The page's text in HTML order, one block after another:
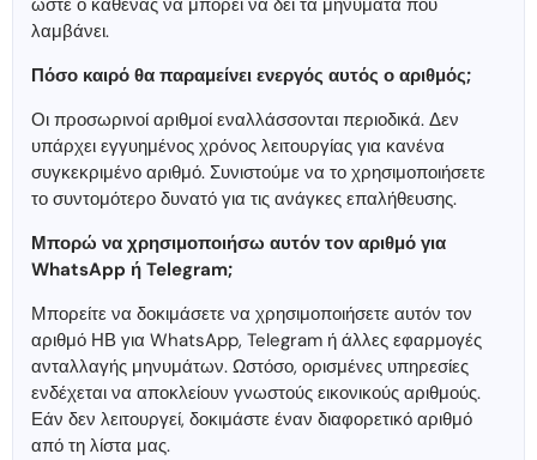
ώστε ο καθένας να μπορεί να δει τα μηνύματα που
λαμβάνει.
Πόσο καιρό θα παραμείνει ενεργός αυτός ο αριθμός;
Οι προσωρινοί αριθμοί εναλλάσσονται περιοδικά. Δεν
υπάρχει εγγυημένος χρόνος λειτουργίας για κανένα
συγκεκριμένο αριθμό. Συνιστούμε να το χρησιμοποιήσετε
το συντομότερο δυνατό για τις ανάγκες επαλήθευσης.
Μπορώ να χρησιμοποιήσω αυτόν τον αριθμό για
WhatsApp ή Telegram;
Μπορείτε να δοκιμάσετε να χρησιμοποιήσετε αυτόν τον
αριθμό ΗΒ για WhatsApp, Telegram ή άλλες εφαρμογές
ανταλλαγής μηνυμάτων. Ωστόσο, ορισμένες υπηρεσίες
ενδέχεται να αποκλείουν γνωστούς εικονικούς αριθμούς.
Εάν δεν λειτουργεί, δοκιμάστε έναν διαφορετικό αριθμό
από τη λίστα μας.